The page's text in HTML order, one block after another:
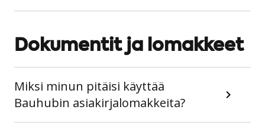
Dokumentit ja lomakkeet
Miksi minun pitäisi käyttää
Bauhubin asiakirjalomakkeita?